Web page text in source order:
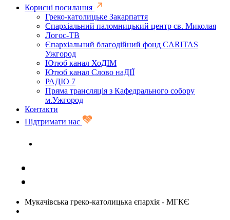
Корисні посилання
Греко-католицьке Закарпаття
Єпархіальний паломницький центр св. Миколая
Логос-ТВ
Єпархіальний благодійний фонд CARITAS
Ужгород
Ютюб канал ХоДІМ
Ютюб канал Слово наДІЇ
РАДІО 7
Пряма трансляція з Кафедрального собору
м.Ужгород
Контакти
Підтримати нас
Мукачівська греко-католицька єпархія - МГКЄ